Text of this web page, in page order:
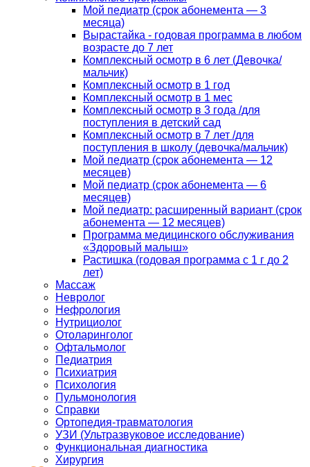
Мой педиатр (срок абонемента — 3
месяца)
Вырастайка - годовая программа в любом
возрасте до 7 лет
Комплексный осмотр в 6 лет (Девочка/
мальчик)
Комплексный осмотр в 1 год
Комплексный осмотр в 1 мес
Комплексный осмотр в 3 года /для
поступления в детский сад
Комплексный осмотр в 7 лет /для
поступления в школу (девочка/мальчик)
Мой педиатр (срок абонемента — 12
месяцев)
Мой педиатр (срок абонемента — 6
месяцев)
Мой педиатр: расширенный вариант (срок
абонемента — 12 месяцев)
Программа медицинского обслуживания
«Здоровый малыш»
Растишка (годовая программа с 1 г до 2
лет)
Массаж
Невролог
Нефрология
Нутрициолог
Отоларинголог
Офтальмолог
Педиатрия
Психиатрия
Психология
Пульмонология
Справки
Ортопедия-травматология
УЗИ (Ультразвуковое исследование)
Функциональная диагностика
Хирургия